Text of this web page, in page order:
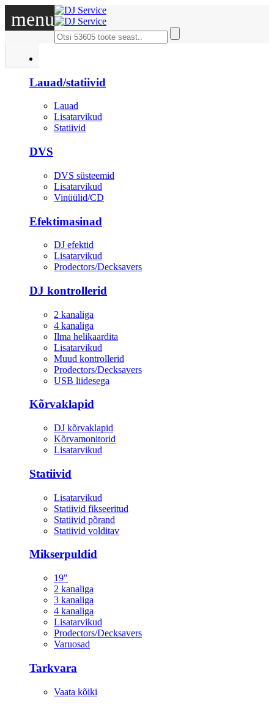
menu
Lauad/statiivid
Lauad
Lisatarvikud
Statiivid
DVS
DVS süsteemid
Lisatarvikud
Vinüülid/CD
Efektimasinad
DJ efektid
Lisatarvikud
Prodectors/Decksavers
DJ kontrollerid
2 kanaliga
4 kanaliga
Ilma helikaardita
Lisatarvikud
Muud kontrollerid
Prodectors/Decksavers
USB liidesega
Kõrvaklapid
DJ kõrvaklapid
Kõrvamonitorid
Lisatarvikud
Statiivid
Lisatarvikud
Statiivid fikseeritud
Statiivid põrand
Statiivid volditav
Mikserpuldid
19"
2 kanaliga
3 kanaliga
4 kanaliga
Lisatarvikud
Prodectors/Decksavers
Varuosad
Tarkvara
Vaata kõiki